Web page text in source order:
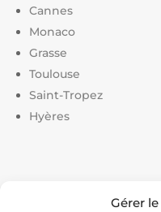
Gérer
Cannes
Monaco
Grasse
Toulouse
Saint-Tropez
Hyères